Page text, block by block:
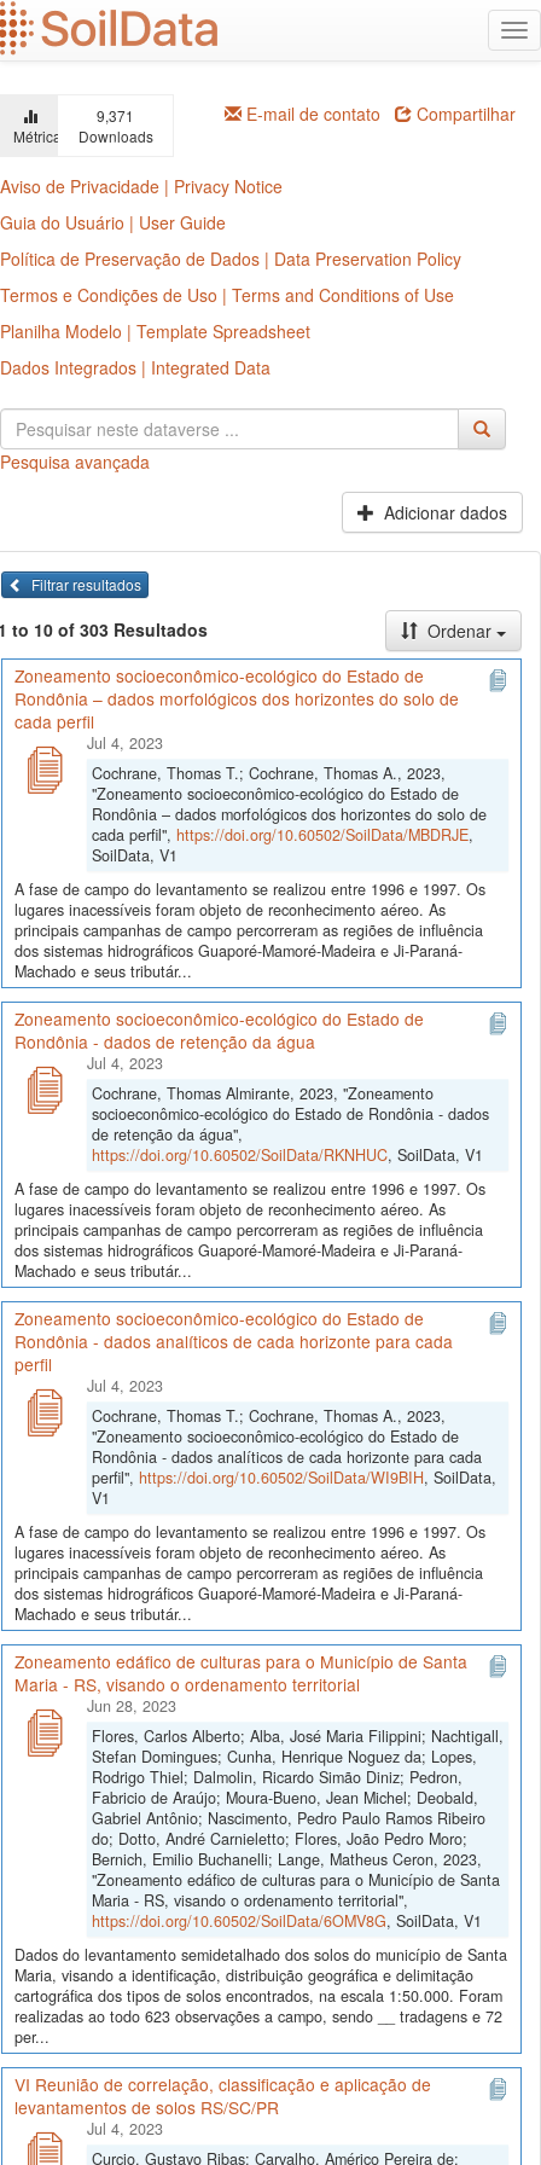
Ir
para
o
principal
Métricas
9,371
Downloads
E-mail de contato Compartilhar
Aviso de Privacidade | Privacy Notice
Guia do Usuário | User Guide
Política de Preservação de Dados | Data Preservation Policy
Termos e Condições de Uso | Terms and Conditions of Use
Planilha Modelo | Template Spreadsheet
Dados Integrados | Integrated Data
Pesquisa avançada
Adicionar dados
Filtrar resultados
to 10 of 303 Resultados
Ordenar
Zoneamento socioeconômico-ecológico do Estado de
Rondônia – dados morfológicos dos horizontes do solo de
cada perfil
Jul 4, 2023
Cochrane, Thomas T.; Cochrane, Thomas A., 2023,
"Zoneamento socioeconômico-ecológico do Estado de
Rondônia – dados morfológicos dos horizontes do solo de
cada perfil", https://doi.org/10.60502/SoilData/MBDRJE,
SoilData, V1
A fase de campo do levantamento se realizou entre 1996 e 1997. Os
lugares inacessíveis foram objeto de reconhecimento aéreo. As
principais campanhas de campo percorreram as regiões de influência
dos sistemas hidrográficos Guaporé-Mamoré-Madeira e Ji-Paraná-
Machado e seus tributár...
Zoneamento socioeconômico-ecológico do Estado de
Rondônia - dados de retenção da água
Jul 4, 2023
Cochrane, Thomas Almirante, 2023, "Zoneamento
socioeconômico-ecológico do Estado de Rondônia - dados
de retenção da água",
https://doi.org/10.60502/SoilData/RKNHUC, SoilData, V1
A fase de campo do levantamento se realizou entre 1996 e 1997. Os
lugares inacessíveis foram objeto de reconhecimento aéreo. As
principais campanhas de campo percorreram as regiões de influência
dos sistemas hidrográficos Guaporé-Mamoré-Madeira e Ji-Paraná-
Machado e seus tributár...
Zoneamento socioeconômico-ecológico do Estado de
Rondônia - dados analíticos de cada horizonte para cada
perfil
Jul 4, 2023
Cochrane, Thomas T.; Cochrane, Thomas A., 2023,
"Zoneamento socioeconômico-ecológico do Estado de
Rondônia - dados analíticos de cada horizonte para cada
perfil", https://doi.org/10.60502/SoilData/WI9BIH, SoilData,
V1
A fase de campo do levantamento se realizou entre 1996 e 1997. Os
lugares inacessíveis foram objeto de reconhecimento aéreo. As
principais campanhas de campo percorreram as regiões de influência
dos sistemas hidrográficos Guaporé-Mamoré-Madeira e Ji-Paraná-
Machado e seus tributár...
Zoneamento edáfico de culturas para o Município de Santa
Maria - RS, visando o ordenamento territorial
Jun 28, 2023
Flores, Carlos Alberto; Alba, José Maria Filippini; Nachtigall,
Stefan Domingues; Cunha, Henrique Noguez da; Lopes,
Rodrigo Thiel; Dalmolin, Ricardo Simão Diniz; Pedron,
Fabricio de Araújo; Moura-Bueno, Jean Michel; Deobald,
Gabriel Antônio; Nascimento, Pedro Paulo Ramos Ribeiro
do; Dotto, André Carnieletto; Flores, João Pedro Moro;
Bernich, Emilio Buchanelli; Lange, Matheus Ceron, 2023,
"Zoneamento edáfico de culturas para o Município de Santa
Maria - RS, visando o ordenamento territorial",
https://doi.org/10.60502/SoilData/6OMV8G, SoilData, V1
Dados do levantamento semidetalhado dos solos do município de Santa
Maria, visando a identificação, distribuição geográfica e delimitação
cartográfica dos tipos de solos encontrados, na escala 1:50.000. Foram
realizadas ao todo 623 observações a campo, sendo __ tradagens e 72
per...
VI Reunião de correlação, classificação e aplicação de
levantamentos de solos RS/SC/PR
Jul 4, 2023
Curcio, Gustavo Ribas; Carvalho, Américo Pereira de;